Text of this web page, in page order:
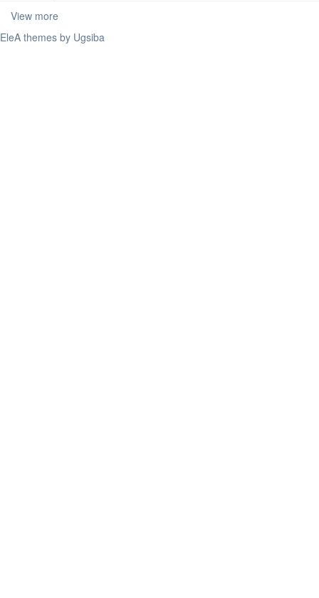
View more
EleA themes by Ugsiba